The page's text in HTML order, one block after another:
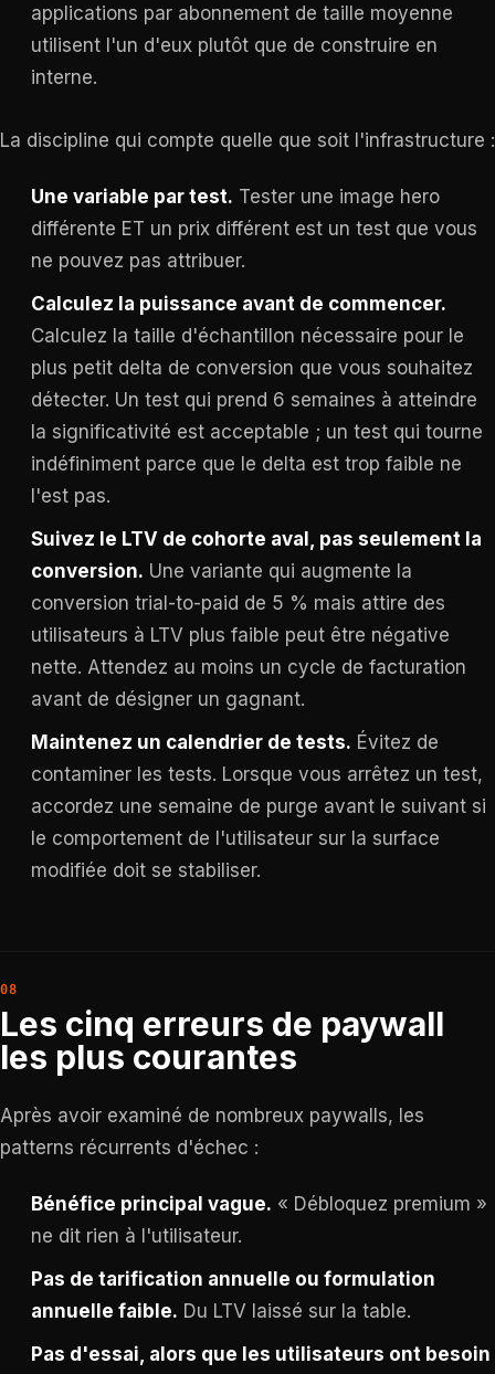
applications par abonnement de taille moyenne
utilisent l'un d'eux plutôt que de construire en
interne.
La discipline qui compte quelle que soit l'infrastructure :
Une variable par test. Tester une image hero
différente ET un prix différent est un test que vous
ne pouvez pas attribuer.
Calculez la puissance avant de commencer.
Calculez la taille d'échantillon nécessaire pour le
plus petit delta de conversion que vous souhaitez
détecter. Un test qui prend 6 semaines à atteindre
la significativité est acceptable ; un test qui tourne
indéfiniment parce que le delta est trop faible ne
l'est pas.
Suivez le LTV de cohorte aval, pas seulement la
conversion. Une variante qui augmente la
conversion trial-to-paid de 5 % mais attire des
utilisateurs à LTV plus faible peut être négative
nette. Attendez au moins un cycle de facturation
avant de désigner un gagnant.
Maintenez un calendrier de tests. Évitez de
contaminer les tests. Lorsque vous arrêtez un test,
accordez une semaine de purge avant le suivant si
le comportement de l'utilisateur sur la surface
modifiée doit se stabiliser.
Les cinq erreurs de paywall
les plus courantes
Après avoir examiné de nombreux paywalls, les
patterns récurrents d'échec :
Bénéfice principal vague. « Débloquez premium »
ne dit rien à l'utilisateur.
Pas de tarification annuelle ou formulation
annuelle faible. Du LTV laissé sur la table.
Pas d'essai, alors que les utilisateurs ont besoin